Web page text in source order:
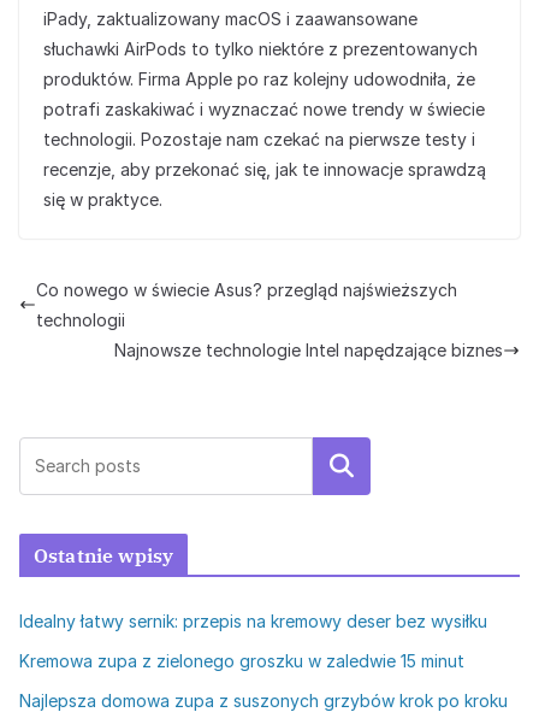
iPady, zaktualizowany macOS i zaawansowane
słuchawki AirPods to tylko niektóre z prezentowanych
produktów. Firma Apple po raz kolejny udowodniła, że
potrafi zaskakiwać i wyznaczać nowe trendy w świecie
technologii. Pozostaje nam czekać na pierwsze testy i
recenzje, aby przekonać się, jak te innowacje sprawdzą
się w praktyce.
Co nowego w świecie Asus? przegląd najświeższych
technologii
Najnowsze technologie Intel napędzające biznes
Szukaj
Ostatnie wpisy
Idealny łatwy sernik: przepis na kremowy deser bez wysiłku
Kremowa zupa z zielonego groszku w zaledwie 15 minut
Najlepsza domowa zupa z suszonych grzybów krok po kroku